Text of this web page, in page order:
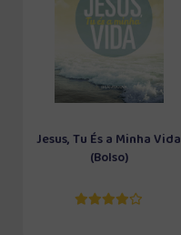
Jesus, Tu És a Minha Vida
(Bolso)